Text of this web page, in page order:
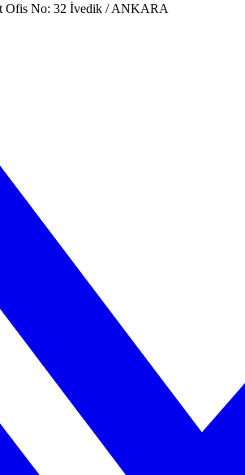
Ofis No: 32 İvedik / ANKARA